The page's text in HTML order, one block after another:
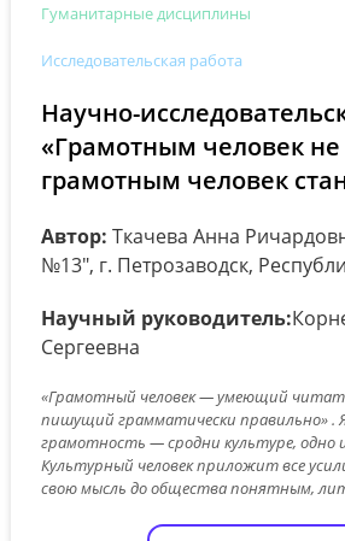
Гуманитарные дисциплины
Исследовательская работа
Научно-
«Грамотным человек не
грамотным человек
Автор: Ткачева Анна
№13", г. Петрозаводск,
Научный руководитель:
Сергеевна
«Грамотный человек — умеющий
пишущий грамматически правильно» .
грамотность — сродни культуре, одно
Культурный человек приложит все
свою мысль до общества понятным,